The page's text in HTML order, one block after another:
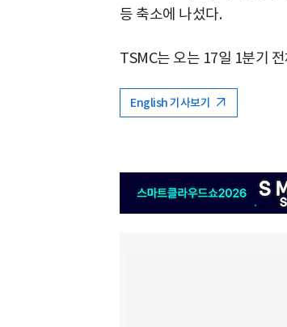
등 축소에 나섰다.
TSMC는 오는 17일 1분기
English 기사보기